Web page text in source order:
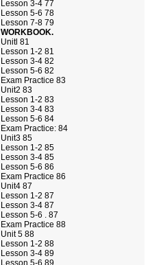
Lesson 3-4 77
Lesson 5-6 78
Lesson 7-8 79
WORKBOOK.
Unitl 81
Lesson 1-2 81
Lesson 3-4 82
Lesson 5-6 82
Exam Practice 83
Unit2 83
Lesson 1-2 83
Lesson 3-4 83
Lesson 5-6 84
Exam Practice: 84
Unit3 85
Lesson 1-2 85
Lesson 3-4 85
Lesson 5-6 86
Exam Practice 86
Unit4 87
Lesson 1-2 87
Lesson 3-4 87
Lesson 5-6 . 87
Exam Practice 88
Unit 5 88
Lesson 1-2 88
Lesson 3-4 89
Lesson 5-6 89